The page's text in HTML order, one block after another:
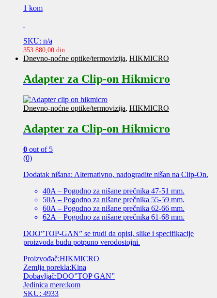
1 kom
SKU: n/a
353.880,00 din
Dnevno-noćne optike/termovizija, HIKMICRO
Adapter za Clip-on Hikmicro
Dnevno-noćne optike/termovizija, HIKMICRO
Adapter za Clip-on Hikmicro
0 out of 5
(0)
Dodatak nišana: Alternativno, nadogradite nišan na Clip-On.
40A – Pogodno za nišane prečnika 47-51 mm.
50A – Pogodno za nišane prečnika 55-59 mm.
60A – Pogodno za nišane prečnika 62-66 mm.
62A – Pogodno za nišane prečnika 61-68 mm.
DOO”TOP-GAN” se trudi da opisi, slike i specifikacije
proizvoda budu potpuno verodostojni.
Proizvođač:HIKMICRO
Zemlja porekla:Kina
Dobavljač:DOO”TOP GAN”
Jedinica mere:kom
SKU: 4933